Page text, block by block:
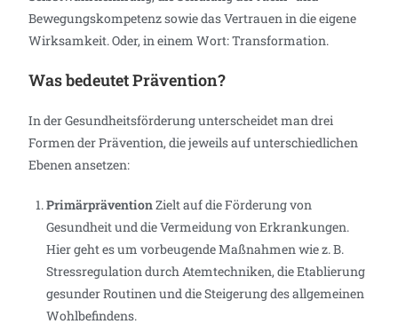
Bewegungskompetenz sowie das Vertrauen in die eigene
Wirksamkeit. Oder, in einem Wort: Transformation.
Was bedeutet Prävention?
In der Gesundheitsförderung unterscheidet man drei
Formen der Prävention, die jeweils auf unterschiedlichen
Ebenen ansetzen:
PrimärpräventionZielt auf die Förderung von
Gesundheit und die Vermeidung von Erkrankungen.
Hier geht es um vorbeugende Maßnahmen wie z. B.
Stressregulation durch Atemtechniken, die Etablierung
gesunder Routinen und die Steigerung des allgemeinen
Wohlbefindens.